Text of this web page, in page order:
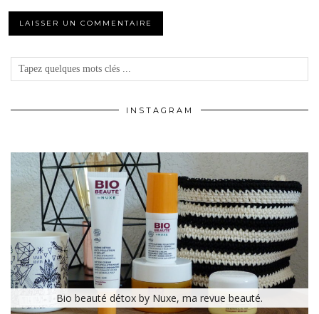
INSTAGRAM
Bio beauté détox by Nuxe, ma revue beauté.